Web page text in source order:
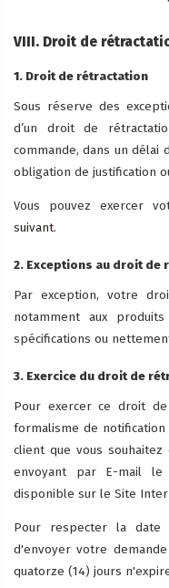
VIII. Droit de
1. Droit de rétractation
Sous réserve des
d’un droit de
commande, dans un délai
obligation de justification
Vous pouvez exercer
suivant.
2. Exceptions au droit de
Par exception, votre
notamment aux
spécifications ou
3. Exercice du droit de
Pour exercer ce droit
formalisme de
client que vous
envoyant par E-mail le
disponible sur le Site
Pour respecter la
d'envoyer votre
quatorze (14) jours